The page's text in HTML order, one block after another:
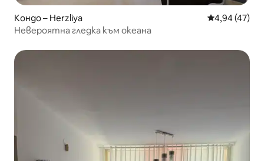
Кондо – Herzliya Средна
4,94 (47)
Невероятна гледка към океана